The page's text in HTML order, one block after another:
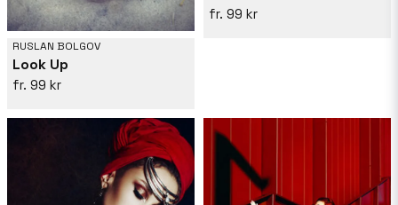
RUSLAN BOLGOV
Look Up
99 kr
99 kr